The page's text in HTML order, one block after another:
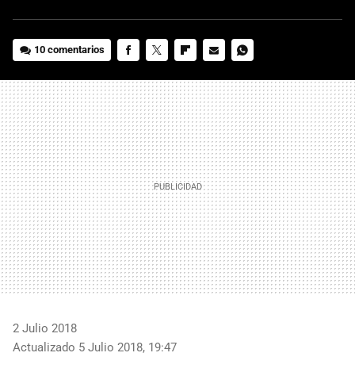
10 comentarios
MAIL
2 Julio 2018
Actualizado 5 Julio 2018, 19:47